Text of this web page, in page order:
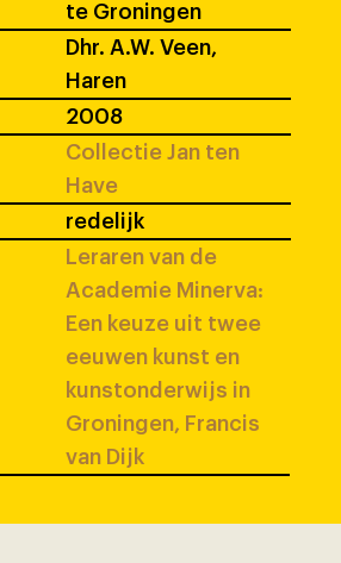
te Groningen
Dhr. A.W. Veen,
Haren
2008
Collectie Jan ten
Have
redelijk
Leraren van de
Academie Minerva:
Een keuze uit twee
eeuwen kunst en
kunstonderwijs in
Groningen, Francis
van Dijk